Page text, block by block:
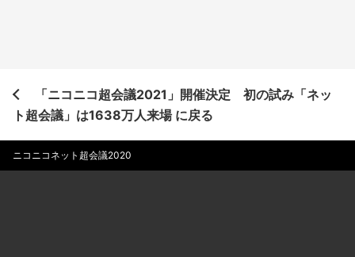
「ニコニコ超会議2021」開催決定 初の試み「ネッ
ト超会議」は1638万人来場 に戻る
ニコニコネット超会議2020